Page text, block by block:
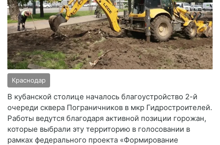
Краснодар
В кубанской столице началось благоустройство 2-й
очереди сквера Пограничников в мкр Гидростроителей.
Работы ведутся благодаря активной позиции горожан,
которые выбрали эту территорию в голосовании в
рамках федерального проекта «Формирование